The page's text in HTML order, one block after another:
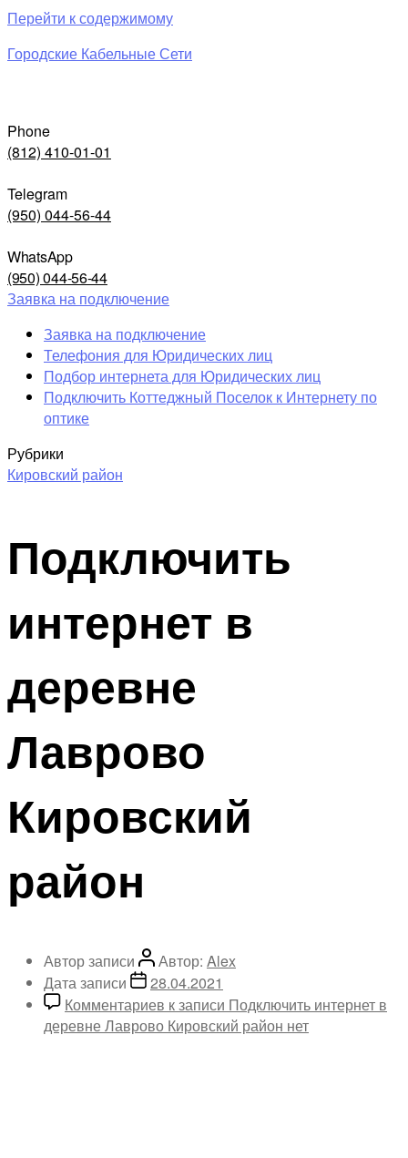
Перейти к содержимому
Городские Кабельные Сети
Phone
(812) 410-01-01
Telegram
(950) 044-56-44
WhatsApp
(950) 044-56-44
Заявка на подключение
Заявка на подключение
Телефония для Юридических лиц
Подбор интернета для Юридических лиц
Подключить Коттеджный Поселок к Интернету по
оптике
Рубрики
Кировский район
Подключить
интернет в
деревне
Лаврово
Кировский
район
Автор записи Автор: Alex
Дата записи
28.04.2021
Комментариев к записи Подключить интернет в
деревне Лаврово Кировский район нет